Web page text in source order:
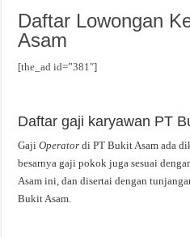
Daftar Lowongan
Asam
[the_ad id=”381″]
Daftar gaji karyawan PT
GajiOperatordi PT Bukit Asam ada
besarnya gaji pokok juga sesuai
Asam ini, dan disertai dengan
Bukit Asam.